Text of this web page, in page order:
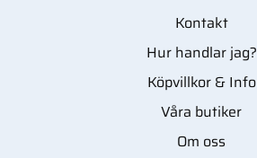
Kontakt
Hur handlar jag?
Köpvillkor & Info
Våra butiker
Om oss